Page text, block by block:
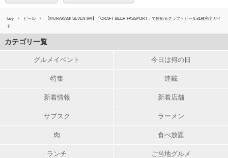
favy ビール
【MURAKAMI SEVEN IPA】「CRAFT BEER PASSPORT」で飲めるクラフトビール31種完全ガイ
ド
カテゴリ一覧
グルメイベント 今日は何の日
特集 連載
新着情報 新着店舗
サブスク ラーメン
肉 食べ放題
ランチ ご当地グルメ